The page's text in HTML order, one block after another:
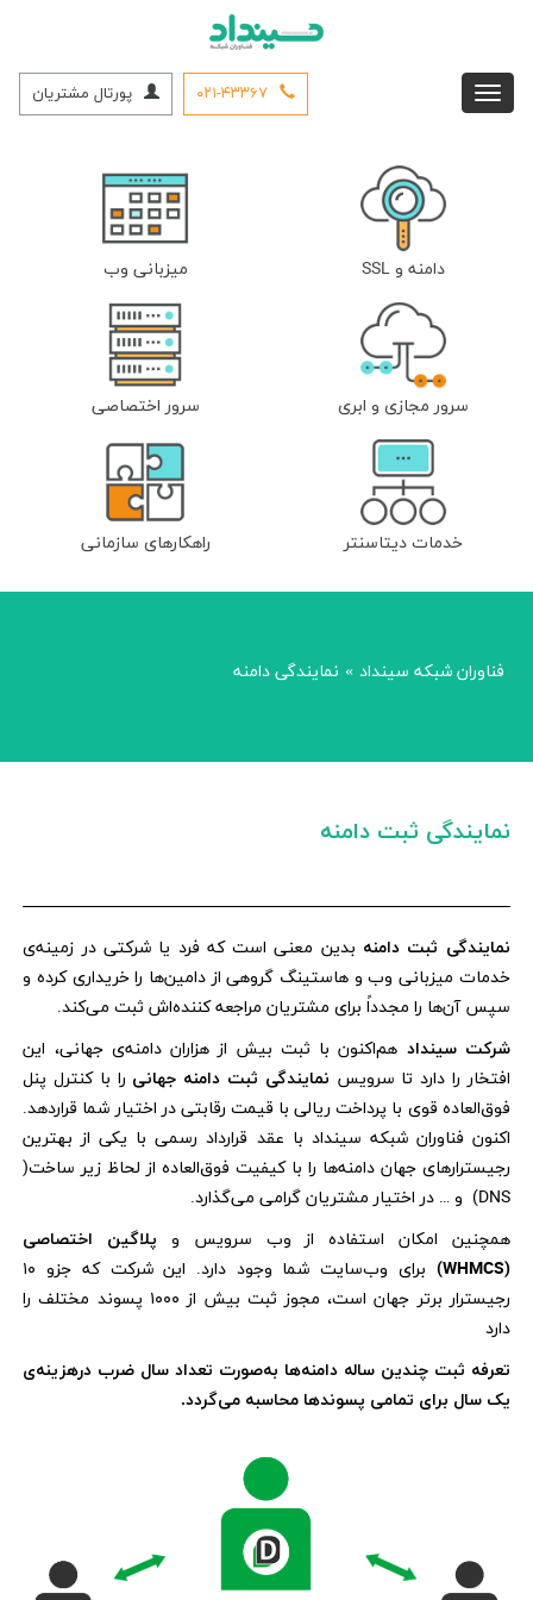
۰۲۱-۴۳۳۶۷ پورتال مشتریان
دامنه و SSL میزبانی وب
سرور مجازی و ابری سرور اختصاصی
خدمات دیتاسنتر راهکارهای سازمانی
فناوران شبکه سینداد » نمایندگی دامنه
نمایندگی ثبت دامنه
نمایندگی ثبت دامنه بدین معنی است که فرد یا شرکتی در زمینه‌ی
خدمات میزبانی وب و هاستینگ گروهی از دامین‌ها را خریداری کرده و
سپس آن‌ها را مجدداً برای مشتریان مراجعه کننده‌اش ثبت می‌کند.
شرکت سینداد هم‌اکنون با ثبت بیش از هزاران دامنه‌ی جهانی، این
افتخار را دارد تا سرویس نمایندگی ثبت دامنه جهانی را با کنترل پنل
فوق‌العاده قوی با پرداخت ریالی با قیمت رقابتی در اختیار شما قراردهد.
اکنون فناوران شبکه سینداد با عقد قرارداد رسمی با یکی از بهترین
رجیسترارهای جهان دامنه‌ها را با کیفیت فوق‌العاده از لحاظ زیر ساخت(
DNS) و … در اختیار مشتریان گرامی می‌گذارد.
همچنین امکان استفاده از وب سرویس و پلاگین اختصاصی
(WHMCS)
برای وب‌سایت شما وجود دارد. این شرکت که جزو ۱۰
رجیسترار برتر جهان است، مجوز ثبت بیش از ۱۰۰۰ پسوند مختلف را
دارد
تعرفه ثبت چندین ساله دامنه‌ها به‌صورت تعداد سال ضرب درهزینه‌ی
یک سال برای تمامی پسوندها محاسبه می‌گردد.